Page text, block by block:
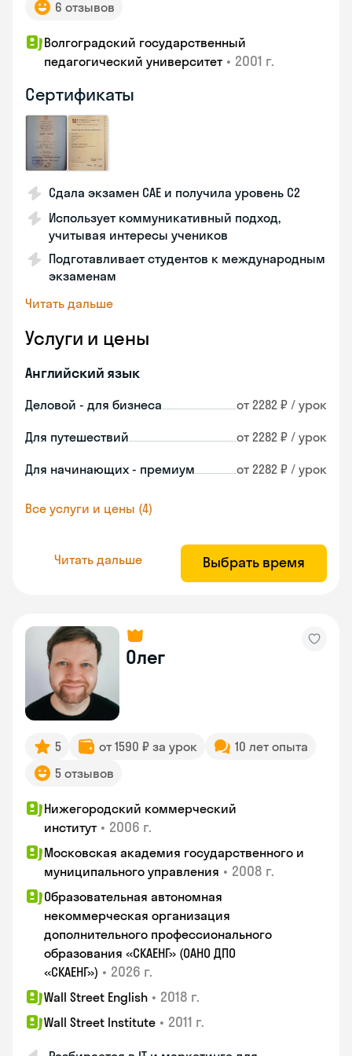
6 отзывов
Волгоградский государственный
педагогический университет • 2001 г.
Сертификаты
Сдала экзамен CAE и получила уровень С2
Использует коммуникативный подход,
учитывая интересы учеников
Подготавливает студентов к международным
экзаменам
Читать дальше
Услуги и цены
Английский язык
Деловой - для бизнеса от 2282 ₽ / урок
Для путешествий от 2282 ₽ / урок
Для начинающих - премиум от 2282 ₽ / урок
Все услуги и цены (4)
Читать дальше Выбрать время
Олег
5 от 1590 ₽ за урок
10 лет опыта
5 отзывов
Нижегородский коммерческий
институт • 2006 г.
Московская академия государственного и
муниципального управления • 2008 г.
Образовательная автономная
некоммерческая организация
дополнительного профессионального
образования «СКАЕНГ» (ОАНО ДПО
«СКАЕНГ») • 2026 г.
Wall Street English • 2018 г.
Wall Street Institute • 2011 г.